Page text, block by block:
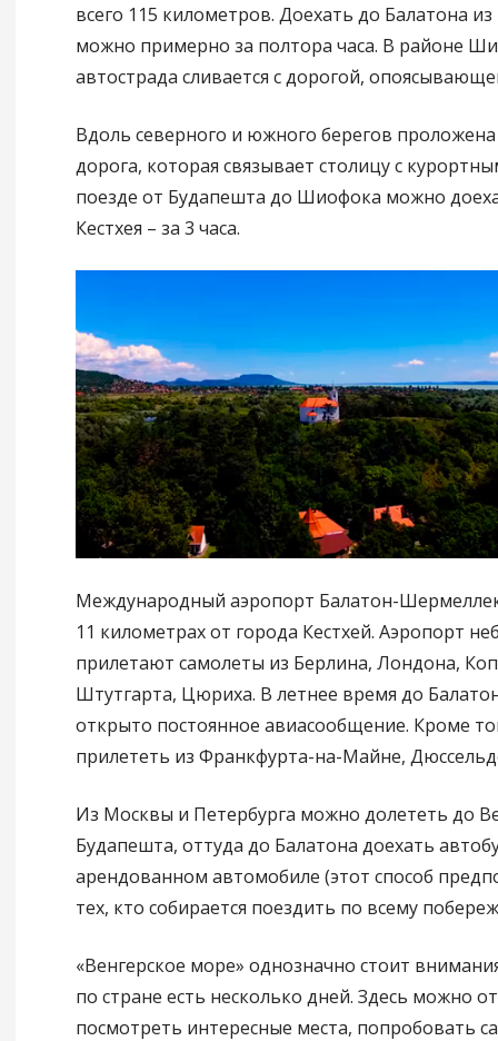
всего 115 километров. Доехать до Балатона
можно примерно за полтора часа. В районе
автострада сливается с дорогой,
Вдоль северного и южного берегов
дорога, которая связывает столицу с
поезде от Будапешта до Шиофока можно
Кестхея – за 3 часа.
Международный аэропорт Балатон-
11 километрах от города Кестхей. Аэропорт
прилетают самолеты из Берлина, Лондона,
Штутгарта, Цюриха. В летнее время до
открыто постоянное авиасообщение. Кроме
прилететь из Франкфурта-на-Майне,
Из Москвы и Петербурга можно долететь до
Будапешта, оттуда до Балатона доехать
арендованном автомобиле (этот способ
тех, кто собирается поездить по всему
«Венгерское море» однозначно стоит
по стране есть несколько дней. Здесь можно
посмотреть интересные места, попробовать